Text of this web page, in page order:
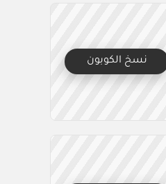
نسخ الكوبون